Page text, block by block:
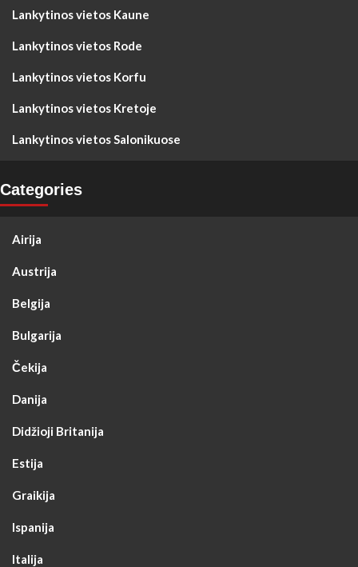
Lankytinos vietos Kaune
Lankytinos vietos Rode
Lankytinos vietos Korfu
Lankytinos vietos Kretoje
Lankytinos vietos Salonikuose
Categories
Airija
Austrija
Belgija
Bulgarija
Čekija
Danija
Didžioji Britanija
Estija
Graikija
Ispanija
Italija